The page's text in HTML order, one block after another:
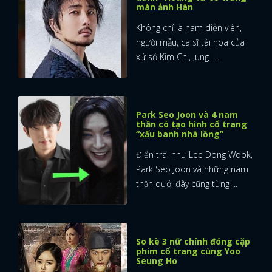
màn ảnh Hàn
Không chỉ là nam diễn viên,
người mẫu, ca sĩ tài hoa của
xứ sở Kim Chi, Jung Il ...
Park Seo Joon và 4 nam
thần có tạo hình cổ trang
“xấu banh nhà lồng”
Điển trai như Lee Dong Wook,
Park Seo Joon và những nam
thần dưới đây cũng từng ...
So kè 3 nữ chính đóng cặp
phim cổ trang cùng Yoo
Seung Ho